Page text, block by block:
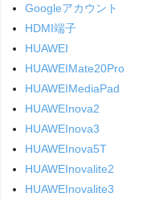
Googleアカウント
HDMI端子
HUAWEI
HUAWEIMate20Pro
HUAWEIMediaPad
HUAWEInova2
HUAWEInova3
HUAWEInova5T
HUAWEInovalite2
HUAWEInovalite3